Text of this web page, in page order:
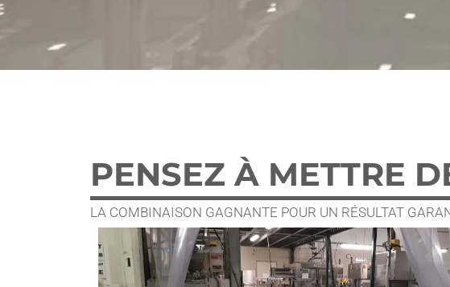
PENSEZ À METTRE
LA COMBINAISON GAGNANTE POUR UN RÉSULTAT